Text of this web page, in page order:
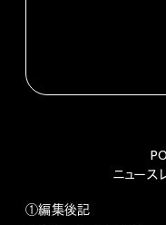
ニュース
①編集後記